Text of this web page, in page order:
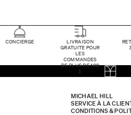
CONCIERGE
LIVRAISON
GRATUITE POUR
LES
COMMANDES
DE PLUS DE 100
$
MICHAEL HILL
SERVICE À LA
CONDITIONS &